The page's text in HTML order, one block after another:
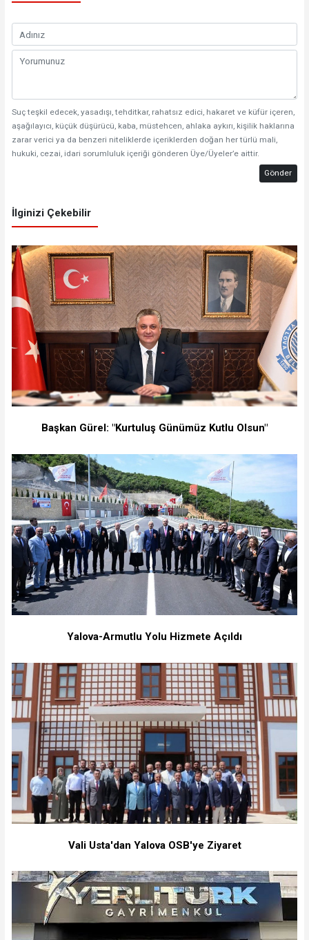
Suç teşkil edecek, yasadışı, tehditkar, rahatsız edici, hakaret ve küfür içeren,
aşağılayıcı, küçük düşürücü, kaba, müstehcen, ahlaka aykırı, kişilik haklarına
zarar verici ya da benzeri niteliklerde içeriklerden doğan her türlü mali,
hukuki, cezai, idari sorumluluk içeriği gönderen Üye/Üyeler’e aittir.
Gönder
İlginizi Çekebilir
Başkan Gürel: "Kurtuluş Günümüz Kutlu Olsun"
Yalova-Armutlu Yolu Hizmete Açıldı
Vali Usta'dan Yalova OSB'ye Ziyaret